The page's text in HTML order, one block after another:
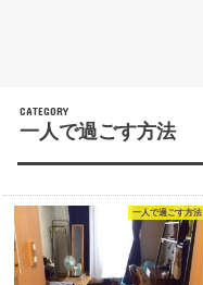
一人で過ごす方法
一人で過ごす方法